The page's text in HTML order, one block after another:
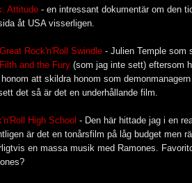
Attitude - en intressant dokumentär om den
åt USA visserligen.
Rock'n'Roll Swindle - Julien Temple som
and the Fury (som jag inte sett) eftersom
att skildra honom som
det så är det en underhållande film.
High School - Den här hittade jag i en
är det en tonårsfilm på låg budget men
en massa musik med Ramones.